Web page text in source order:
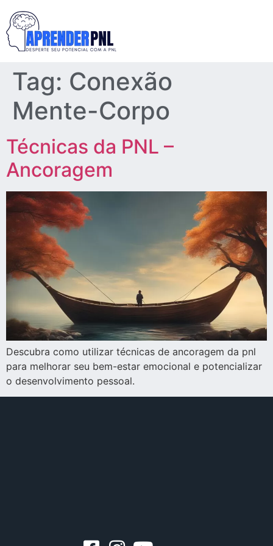
Tag: Conexão
Mente-Corpo
Técnicas da PNL –
Ancoragem
Descubra como utilizar técnicas de ancoragem da pnl
para melhorar seu bem-estar emocional e potencializar
o desenvolvimento pessoal.